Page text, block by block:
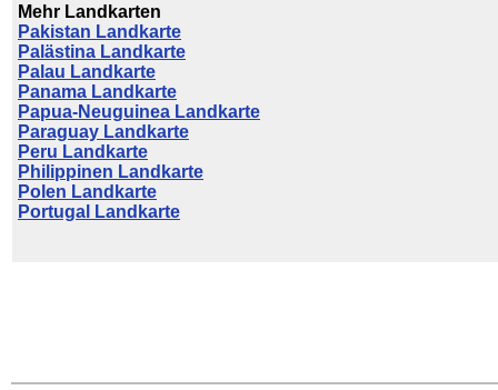
Mehr Landkarten
Pakistan Landkarte
Palästina Landkarte
Palau Landkarte
Panama Landkarte
Papua-Neuguinea Landkarte
Paraguay Landkarte
Peru Landkarte
Philippinen Landkarte
Polen Landkarte
Portugal Landkarte